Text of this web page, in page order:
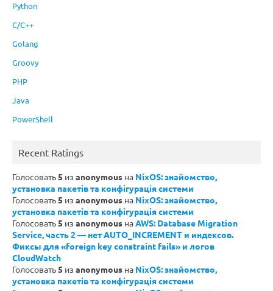
Python
C/C++
Golang
Groovy
PHP
Java
PowerShell
Recent Ratings
Голосовать5 из anonymous на NixOS: знайомство,
установка пакетів та конфігурація системи
Голосовать5 из anonymous на NixOS: знайомство,
установка пакетів та конфігурація системи
Голосовать5 из anonymous наAWS: Database Migration
Service, часть 2 — нет AUTO_INCREMENT и индексов.
Фиксы для «foreign key constraint fails» и логов
CloudWatch
Голосовать5 из anonymous на NixOS: знайомство,
установка пакетів та конфігурація системи